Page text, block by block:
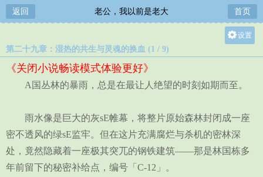
返回 老公，我以前是老大 首页
设置
中
第二十九章：湿热的共生与灵魂的换血 (1 / 9)
《关闭小说畅读模式体验更好》
A国丛林的暴雨，总是在最让人绝望的时刻如期而至。
雨水像是巨大的灰sE帷幕，将整片原始森林封闭成一座
密不透风的绿sE监牢。但在这片充满腐烂与杀机的密林深
处，竟然隐藏着一座极其突兀的钢铁建筑——那是林国栋多
年前留下的秘密补给点，编号「C-12」。